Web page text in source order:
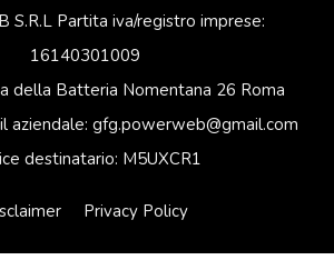
S.R.L Partita iva/registro imprese:
16140301009
della Batteria Nomentana 26 Roma
aziendale: gfg.powerweb@gmail.com
destinatario: M5UXCR1
Privacy Policy